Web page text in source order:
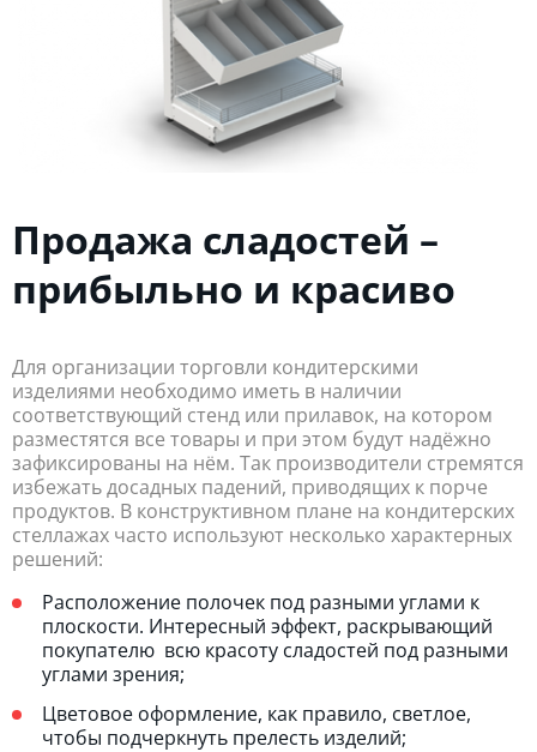
Продажа сладостей –
прибыльно и красиво
Для организации торговли кондитерскими
изделиями необходимо иметь в наличии
соответствующий стенд или прилавок, на котором
разместятся все товары и при этом будут надёжно
зафиксированы на нём. Так производители стремятся
избежать досадных падений, приводящих к порче
продуктов. В конструктивном плане на кондитерских
стеллажах часто используют несколько характерных
решений:
Расположение полочек под разными углами к
плоскости. Интересный эффект, раскрывающий
покупателю всю красоту сладостей под разными
углами зрения;
Цветовое оформление, как правило, светлое,
чтобы подчеркнуть прелесть изделий;